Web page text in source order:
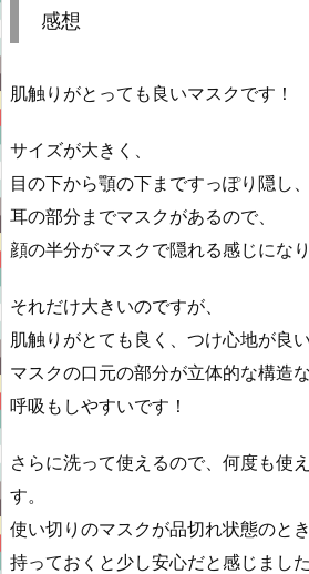
感想
肌触りがとっても良いマスクです！
サイズが大きく、
目の下から顎の下まですっぽり隠し、
耳の部分までマスクがあるので、
顔の半分がマスクで隠れる感じになり
それだけ大きいのですが、
肌触りがとても良く、つけ心地が良い
マスクの口元の部分が立体的な構造な
呼吸もしやすいです！
さらに洗って使えるので、何度も使
す。
使い切りのマスクが品切れ状態のとき
持っておくと少し安心だと感じました